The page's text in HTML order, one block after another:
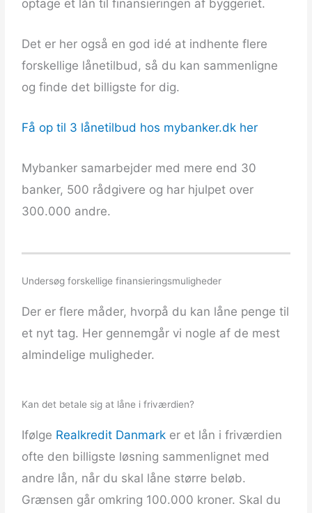
optage et lån til finansieringen af byggeriet.
Det er her også en god idé at indhente flere
forskellige lånetilbud, så du kan sammenligne
og finde det billigste for dig.
Få op til 3 lånetilbud hos mybanker.dk her
Mybanker samarbejder med mere end 30
banker, 500 rådgivere og har hjulpet over
300.000 andre.
Undersøg forskellige finansieringsmuligheder
Der er flere måder, hvorpå du kan låne penge til
et nyt tag. Her gennemgår vi nogle af de mest
almindelige muligheder.
Kan det betale sig at låne i friværdien?
Ifølge Realkredit Danmark er et lån i friværdien
ofte den billigste løsning sammenlignet med
andre lån, når du skal låne større beløb.
Grænsen går omkring 100.000 kroner. Skal du